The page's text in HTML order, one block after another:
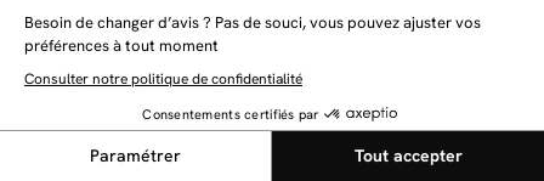
élégance et beauté, latable à manger en bois massif
s'impose comme la référence. Une table en bois et en
métal donnera un côté industriel efficace et brut. Une
table en verre et en métal apportera une dimension
épurée et froide et sera idéale pour une décoration